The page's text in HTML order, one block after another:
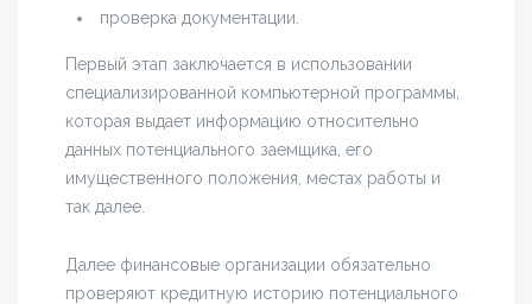
проверка документации.
Первый этап заключается в использовании
специализированной компьютерной программы,
которая выдает информацию относительно
данных потенциального заемщика, его
имущественного положения, местах работы и
так далее.
Далее финансовые организации обязательно
проверяют кредитную историю потенциального